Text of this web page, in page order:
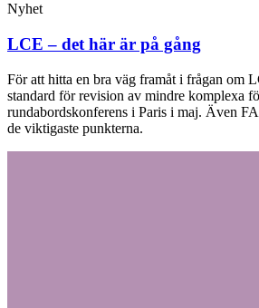
Nyhet
LCE – det här är på gång
För att hitta en bra väg framåt i frågan om
standard för revision av mindre komplexa
rundabordskonferens i Paris i maj. Även
de viktigaste punkterna.